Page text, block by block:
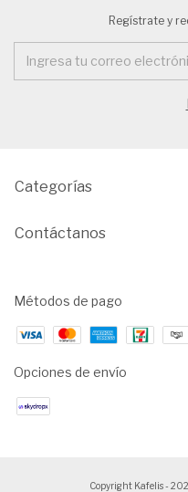
Regístrate y
Categorías
Contáctanos
Métodos de pago
Opciones de envío
Copyright Kafelis -